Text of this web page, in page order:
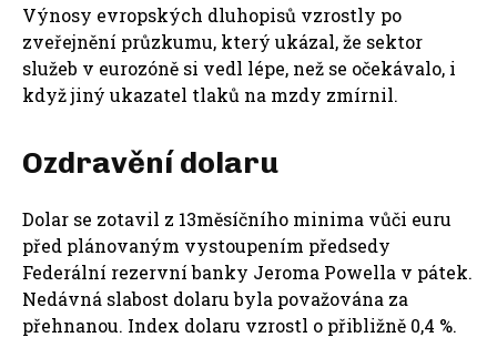
Výnosy evropských dluhopisů vzrostly po
zveřejnění průzkumu, který ukázal, že sektor
služeb v eurozóně si vedl lépe, než se očekávalo, i
když jiný ukazatel tlaků na mzdy zmírnil.
Ozdravění dolaru
Dolar se zotavil z 13měsíčního minima vůči euru
před plánovaným vystoupením předsedy
Federální rezervní banky Jeroma Powella v pátek.
Nedávná slabost dolaru byla považována za
přehnanou. Index dolaru vzrostl o přibližně 0,4 %.